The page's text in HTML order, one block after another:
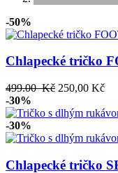
-50%
Chlapecké tričko
499.00 Kč 250,00 Kč
-30%
-30%
Chlapecké tričko